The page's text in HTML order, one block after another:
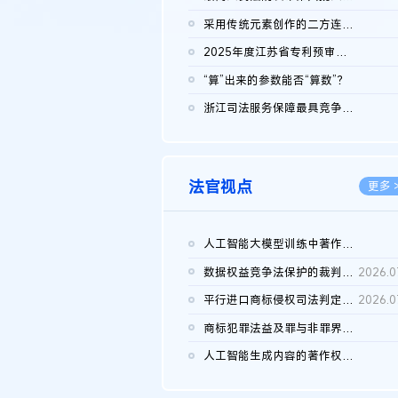
采用传统元素创作的二方连续装饰图案作品的独创性及侵权对比认定
2025年度江苏省专利预审典型案例
“算”出来的参数能否“算数”？
浙江司法服务保障最具竞争力营商环境建设典型案例（第二批）含侵...
法官视点 更多
人工智能大模型训练中著作权的合理使用
数据权益竞争法保护的裁判路径构建
平行进口商标侵权司法判定规则的困境与纾解
商标犯罪法益及罪与非罪界限研究
人工智能生成内容的著作权司法认定：演进逻辑、现实困境与规则建...